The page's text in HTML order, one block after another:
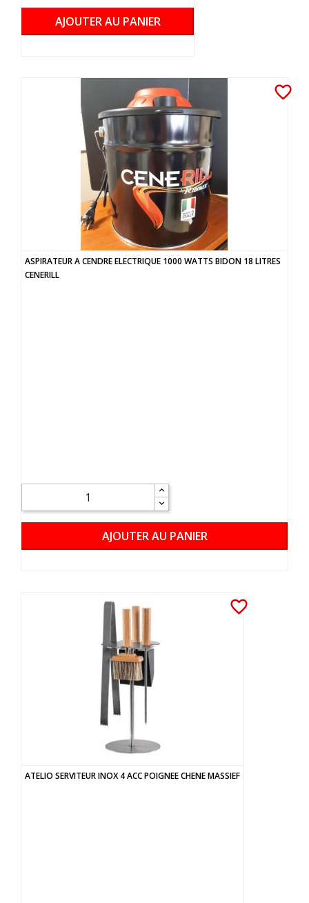
AJOUTER AU PANIER
favorite_border
ASPIRATEUR A CENDRE ELECTRIQUE 1000 WATTS BIDON 18 LITRES
CENERILL
AJOUTER AU PANIER
favorite_border
ATELIO SERVITEUR INOX 4 ACC POIGNEE CHENE MASSIEF